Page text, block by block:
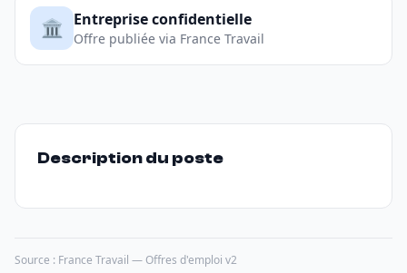
🏛️ Entreprise confidentielle
Offre publiée via France Travail
Description du poste
Source : France Travail — Offres d'emploi v2